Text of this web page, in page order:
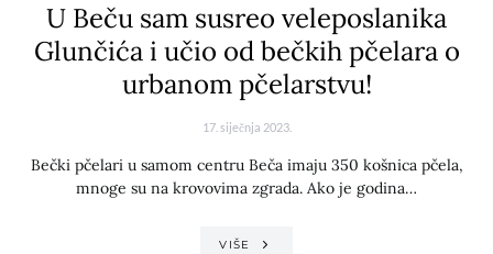
U Beču sam susreo veleposlanika
Glunčića i učio od bečkih pčelara o
urbanom pčelarstvu!
17. siječnja 2023.
Bečki pčelari u samom centru Beča imaju 350 košnica pčela,
mnoge su na krovovima zgrada. Ako je godina…
VIŠE